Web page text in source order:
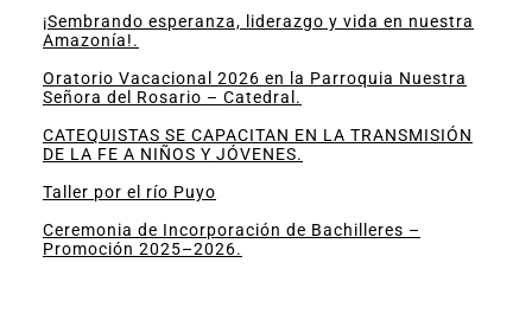
¡Sembrando esperanza, liderazgo y vida en nuestra
Amazonía!.
Oratorio Vacacional 2026 en la Parroquia Nuestra
Señora del Rosario – Catedral.
CATEQUISTAS SE CAPACITAN EN LA TRANSMISIÓN
DE LA FE A NIÑOS Y JÓVENES.
Taller por el río Puyo
Ceremonia de Incorporación de Bachilleres –
Promoción 2025–2026.